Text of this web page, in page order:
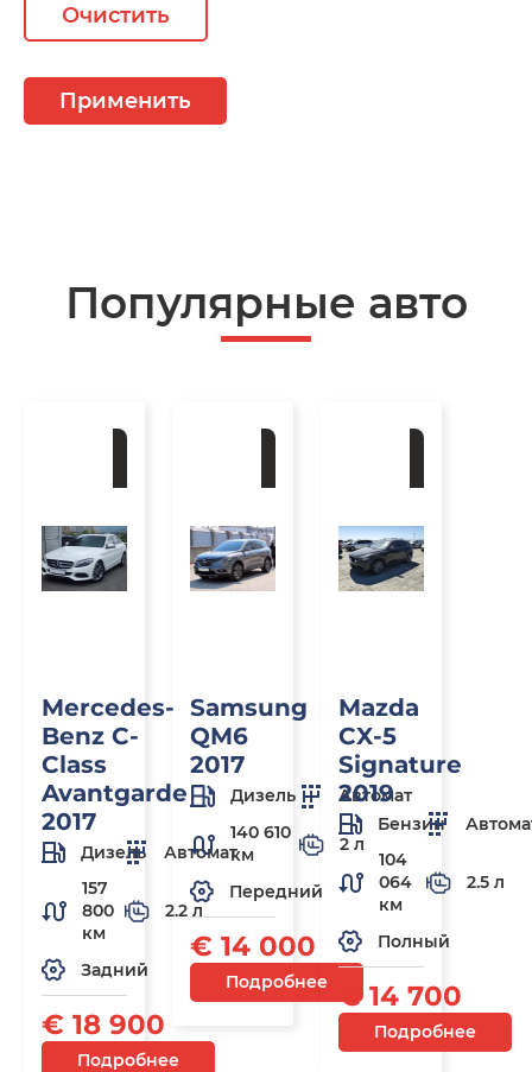
Очистить
Применить
Популярные авто
Mercedes-
Benz C-
Class
Avantgarde
2017
Дизель
Автомат
157
800
км
2.2 л
Задний
€ 18 900
Подробнее
Samsung
QM6
2017
Дизель
Автомат
140 610
км
2 л
Передний
€ 14 000
Подробнее
Mazda
CX-5
Signature
2019
Бензин
104
064
км
2.5 л
Полный
€ 14 700
Подробнее